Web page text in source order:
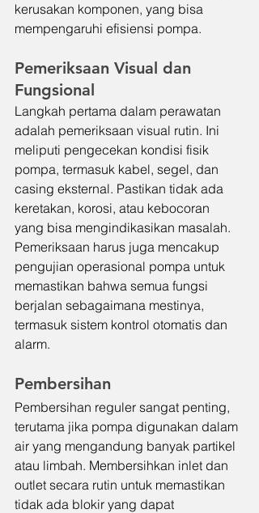
kerusakan komponen, yang bisa
mempengaruhi efisiensi pompa.
Pemeriksaan Visual dan
Fungsional
Langkah pertama dalam perawatan
adalah pemeriksaan visual rutin. Ini
meliputi pengecekan kondisi fisik
pompa, termasuk kabel, segel, dan
casing eksternal. Pastikan tidak ada
keretakan, korosi, atau kebocoran
yang bisa mengindikasikan masalah.
Pemeriksaan harus juga mencakup
pengujian operasional pompa untuk
memastikan bahwa semua fungsi
berjalan sebagaimana mestinya,
termasuk sistem kontrol otomatis dan
alarm.
Pembersihan
Pembersihan reguler sangat penting,
terutama jika pompa digunakan dalam
air yang mengandung banyak partikel
atau limbah. Membersihkan inlet dan
outlet secara rutin untuk memastikan
tidak ada blokir yang dapat